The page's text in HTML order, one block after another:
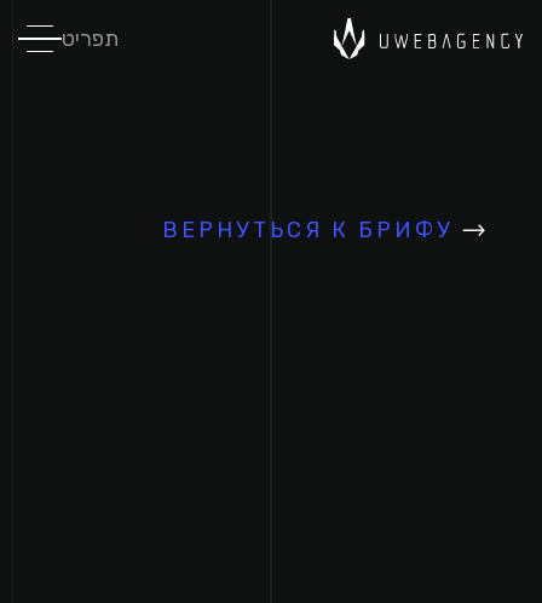
תפריט
ВЕРНУТЬСЯ К БРИФУ